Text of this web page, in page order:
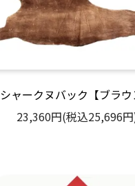
シャークヌバック【ブラウ
23,360円(税込25,696